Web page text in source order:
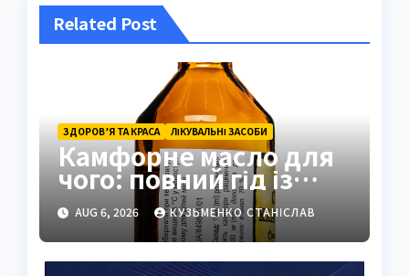
Related Post
ЗДОРОВ’Я ТА КРАСА ЛІКУВАЛЬНІ ЗАСОБИ
Камфорне масло для
чого: повний гід із
застосуванням і
властивостями
AUG 6, 2026 КУЗЬМЕНКО СТАНІСЛАВ